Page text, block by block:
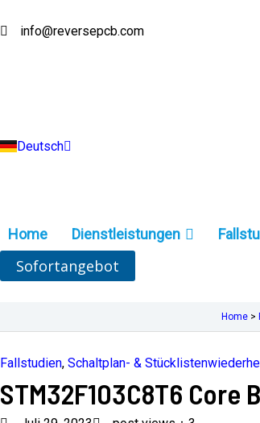
Inhaltinfo@reversepcb.com
Deutsch
English
Indonesia
Home Dienstleistungen
Sofortangebot
Home >
Fallstudien, Schaltplan- &
STM32F103C8T6 Core